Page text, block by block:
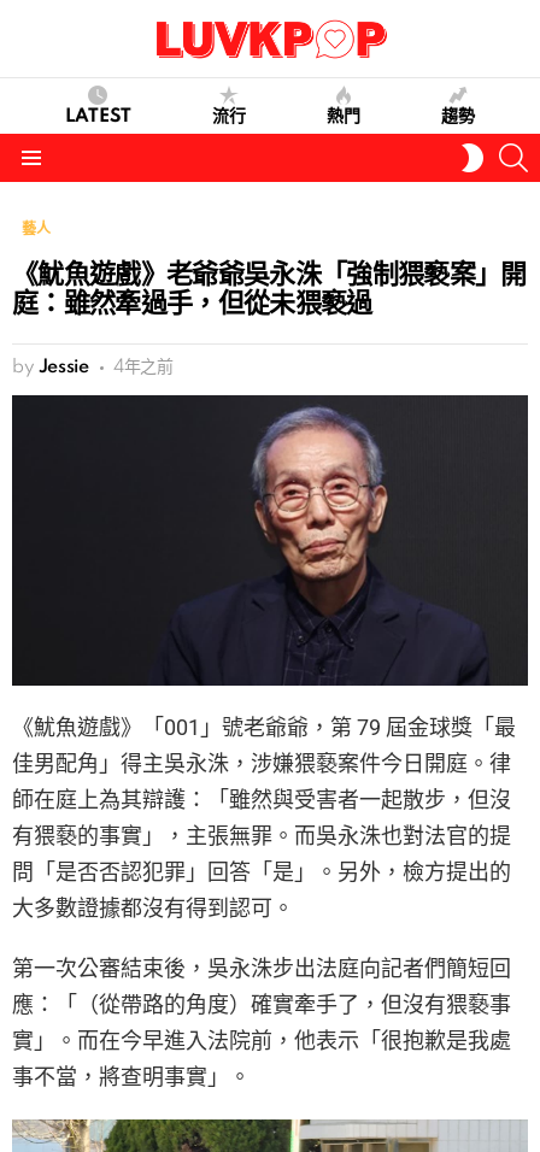
LATEST 流行 熱門 趨勢
SKIN
藝人
《魷魚遊戲》老爺爺吳永洙「強制猥褻案」開
庭：雖然牽過手，但從未猥褻過
by Jessie 4年之前
《魷魚遊戲》「001」號老爺爺，第 79 屆金球獎「最
佳男配角」得主吳永洙，涉嫌猥褻案件今日開庭。律
師在庭上為其辯護：「雖然與受害者一起散步，但沒
有猥褻的事實」，主張無罪。而吳永洙也對法官的提
問「是否否認犯罪」回答「是」。另外，檢方提出的
大多數證據都沒有得到認可。
第一次公審結束後，吳永洙步出法庭向記者們簡短回
應：「（從帶路的角度）確實牽手了，但沒有猥褻事
實」。而在今早進入法院前，他表示「很抱歉是我處
事不當，將查明事實」。